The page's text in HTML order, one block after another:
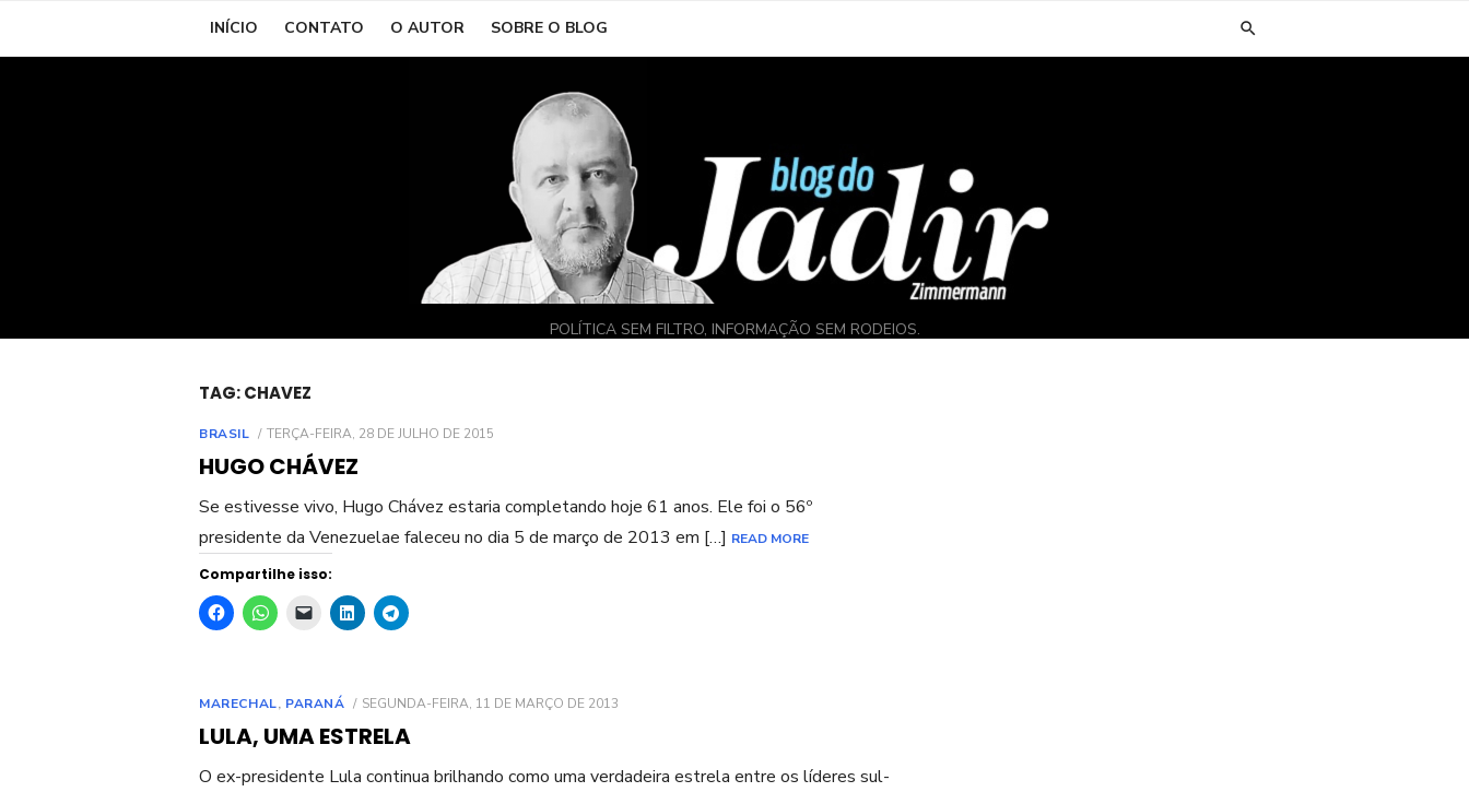
INÍCIO CONTATO O AUTOR SOBRE O BLOG
POLÍTICA SEM FILTRO, INFORMAÇÃO SEM RODEIOS.
TAG:CHAVEZ
BRASIL
POSTED
TERÇA-FEIRA, 28 DE JULHO DE 2015
HUGO CHÁVEZ
Se estivesse vivo, Hugo Chávez estaria completando hoje 61 anos. Ele foi o 56º
presidente da Venezuelae faleceu no dia 5 de março de 2013 em […] READ MORE
Compartilhe isso:
MARECHAL, PARANÁ
POSTED
SEGUNDA-FEIRA, 11 DE MARÇO DE 2013
LULA, UMA ESTRELA
O ex-presidente Lula continua brilhando como uma verdadeira estrela entre os líderes sul-